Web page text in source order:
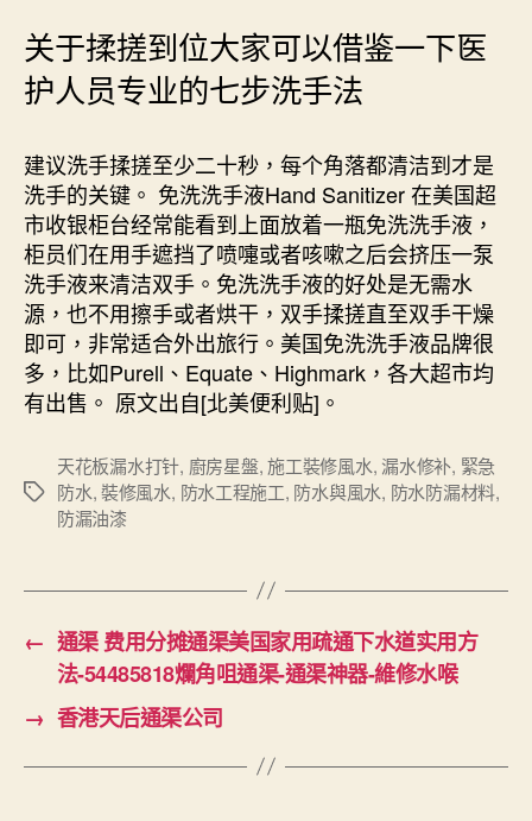
关于揉搓到位大家可以借鉴一下医
护人员专业的七步洗手法
建议洗手揉搓至少二十秒，每个角落都清洁到才是
洗手的关键。 免洗洗手液Hand Sanitizer 在美国超
市收银柜台经常能看到上面放着一瓶免洗洗手液，
柜员们在用手遮挡了喷嚏或者咳嗽之后会挤压一泵
洗手液来清洁双手。免洗洗手液的好处是无需水
源，也不用擦手或者烘干，双手揉搓直至双手干燥
即可，非常适合外出旅行。美国免洗洗手液品牌很
多，比如Purell、Equate、Highmark，各大超市均
有出售。 原文出自[北美便利贴]。
Tags
天花板漏水打针, 廚房星盤,施工裝修風水, 漏水修补, 緊急
防水,裝修風水, 防水工程施工, 防水與風水, 防水防漏材料,
防漏油漆
← 通渠 费用分摊通渠美国家用疏通下水道实用方
法-54485818爛角咀通渠-通渠神器-維修水喉
→ 香港天后通渠公司